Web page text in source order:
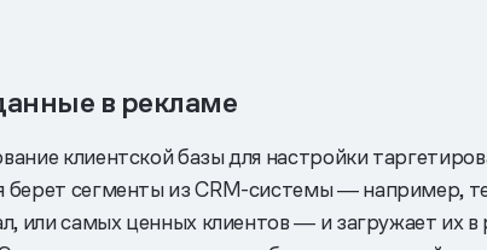
в рекламе
клиентской базы для настройки
берет сегменты из CRM-системы ― например,
или самых ценных клиентов ― и загружает их